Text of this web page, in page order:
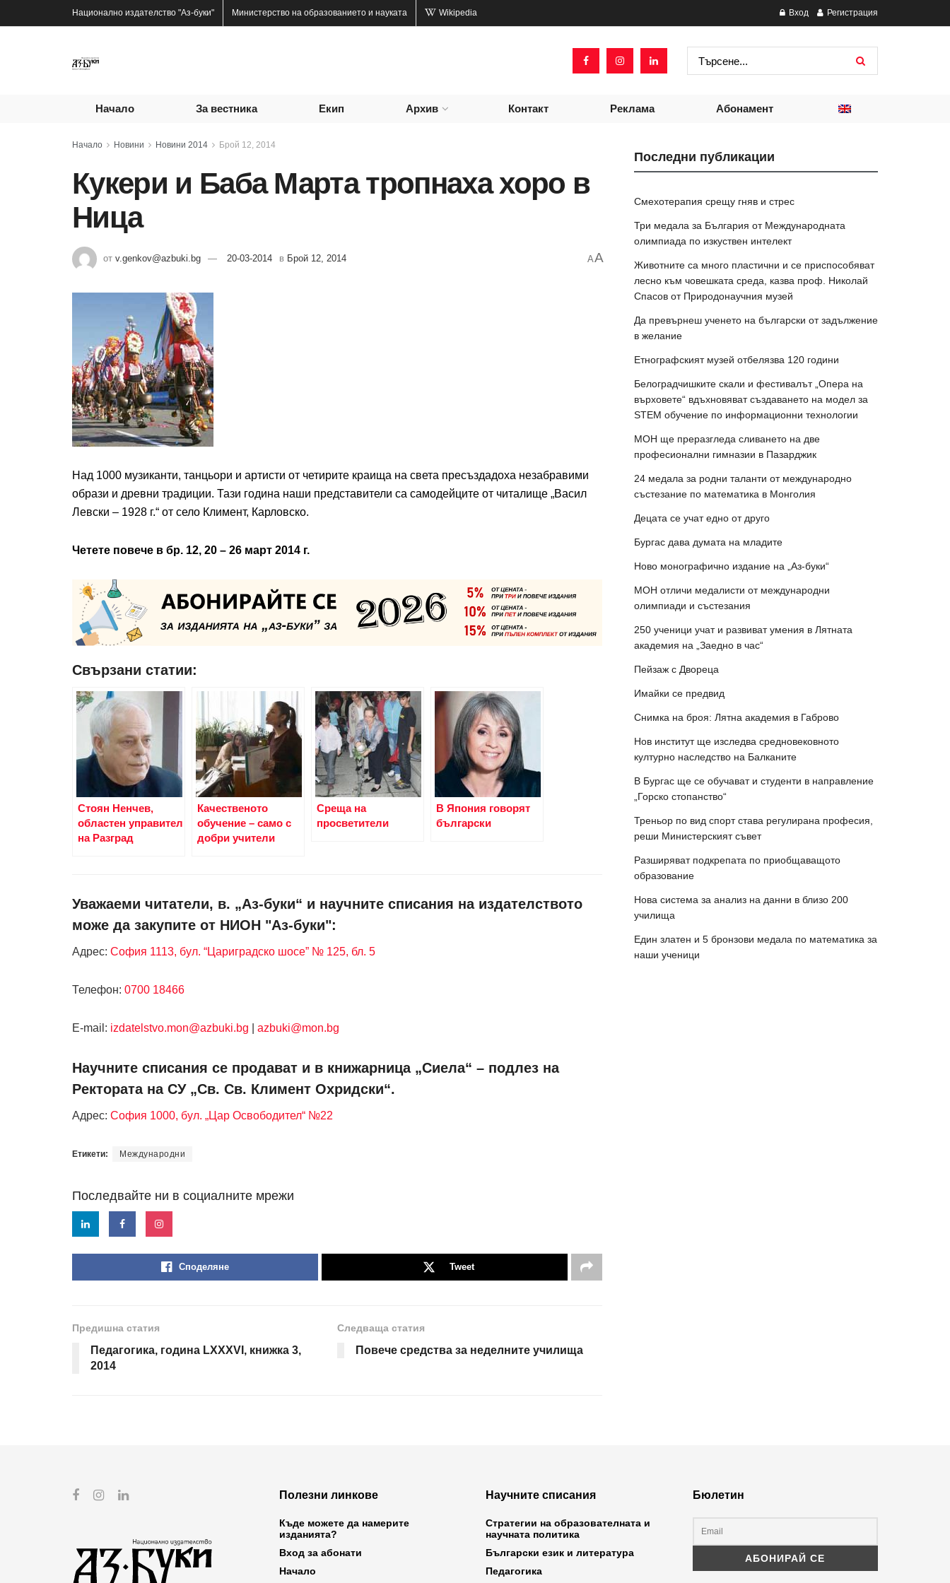
Национално издателство "Аз-буки" Министерство на образованието и науката Wikipedia Вход Регистрация
Начало За вестника Екип Архив Контакт Реклама Абонамент
Начало Новини Новини 2014 Брой 12, 2014
Кукери и Баба Марта тропнаха хоро в
Ница
от v.genkov@azbuki.bg 20-03-2014 в Брой 12, 2014 AA
Над 1000 музиканти, танцьори и артисти от четирите краища на света пресъздадоха незабравими
образи и древни традиции. Тази година наши представители са самодейците от читалище „Васил
Левски – 1928 г.“ от село Климент, Карловско.
Четете повече в бр. 12, 20 – 26 март 2014 г.
Свързани статии:
Стоян Ненчев,
областен управител
на Разград
Качественото
обучение – само с
добри учители
Среща на
просветители
В Япония говорят
български
Уважаеми читатели, в. „Аз-буки“ и научните списания на издателството
може да закупите от НИОН "Аз-буки":
Адрес: София 1113, бул. “Цариградско шосе” № 125, бл. 5
Телефон: 0700 18466
Е-mail: izdatelstvo.mon@azbuki.bg azbuki@mon.bg
Научните списания се продават и в книжарница „Сиела“ – подлез на
Ректората на СУ „Св. Св. Климент Охридски“.
Адрес: София 1000, бул. „Цар Освободител“ №22
Етикети: Международни
Последвайте ни в социалните мрежи
Споделяне Tweet
Предишна статия
Педагогика, година LXXXVI, книжка 3,
2014
Следваща статия
Повече средства за неделните училища
Последни публикации
Смехотерапия срещу гняв и стрес
Три медала за България от Международната
олимпиада по изкуствен интелект
Животните са много пластични и се приспособяват
лесно към човешката среда, казва проф. Николай
Спасов от Природонаучния музей
Да превърнеш ученето на български от задължение
в желание
Етнографският музей отбелязва 120 години
Белоградчишките скали и фестивалът „Опера на
върховете“ вдъхновяват създаването на модел за
STEM обучение по информационни технологии
МОН ще преразгледа сливането на две
професионални гимназии в Пазарджик
24 медала за родни таланти от международно
състезание по математика в Монголия
Децата се учат едно от друго
Бургас дава думата на младите
Ново монографично издание на „Аз-буки“
МОН отличи медалисти от международни
олимпиади и състезания
250 ученици учат и развиват умения в Лятната
академия на „Заедно в час“
Пейзаж с Двореца
Имайки се предвид
Снимка на броя: Лятна академия в Габрово
Нов институт ще изследва средновековното
културно наследство на Балканите
В Бургас ще се обучават и студенти в направление
„Горско стопанство“
Треньор по вид спорт става регулирана професия,
реши Министерският съвет
Разширяват подкрепата по приобщаващото
образование
Нова система за анализ на данни в близо 200
училища
Един златен и 5 бронзови медала по математика за
наши ученици
Полезни линкове
Къде можете да намерите
изданията?
Вход за абонати
Начало
Научните списания
Стратегии на образователната и
научната политика
Български език и литература
Педагогика
Бюлетин